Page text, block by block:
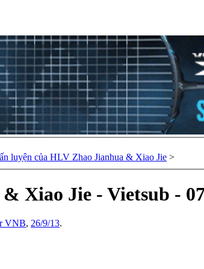
luyện của HLV Zhao Jianhua & Xiao Jie >
Xiao Jie - Vietsub -
VNB, 26/9/13.